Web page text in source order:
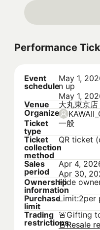
Performance
Event
schedule
May 1,
n up
May 1,
Venue
大丸東京店
Organizer
Ticket
type
一般
Ticket
collection
method
QR ticket
Sales
period
Apr 4,
Apr 30,
Ownership
information
Hide
Purchase
limit
Limit:2per
Trading
restrictions
🚨Gifting
🚨Resale